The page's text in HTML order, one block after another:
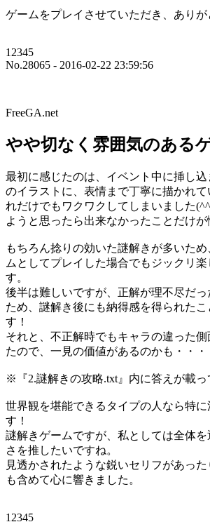
ゲームをプレイさせていただき、ありが
12345
No.28065 - 2016-02-22 23:59:56
FreeGA.net
やや切なく雰囲気のある
最初に感じたのは、イベント中に挿し
のイラストに、表情まで丁寧に描かれ
れだけでもワクワクしてしまいました
ようと思ったら出来なかったことだけが
もちろん捻りの効いた謎解きが多いた
ムとしてプレイした場合でもジックリ楽
す。
後半は難しいですが、正解が理不尽だ
ため、謎解き後にも納得感を得られたこ
す！
それと、不正解時でもキャラの違った
たので、一見の価値があるのかも・・・
※『2.謎解きの攻略.txt』内に答えが載っ
世界観を堪能できるタイプの人なら特に
す！
謎解きゲームですが、私としては全体を
さを推したいですね。
見透かされたような鋭いセリフがあっ
も含めて心に響きました。
12345